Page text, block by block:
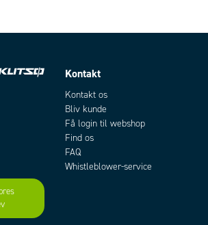
cart row
Kontakt
Kontakt os
Bliv kunde
Få login til webshop
Find os
FAQ
Whistleblower-service